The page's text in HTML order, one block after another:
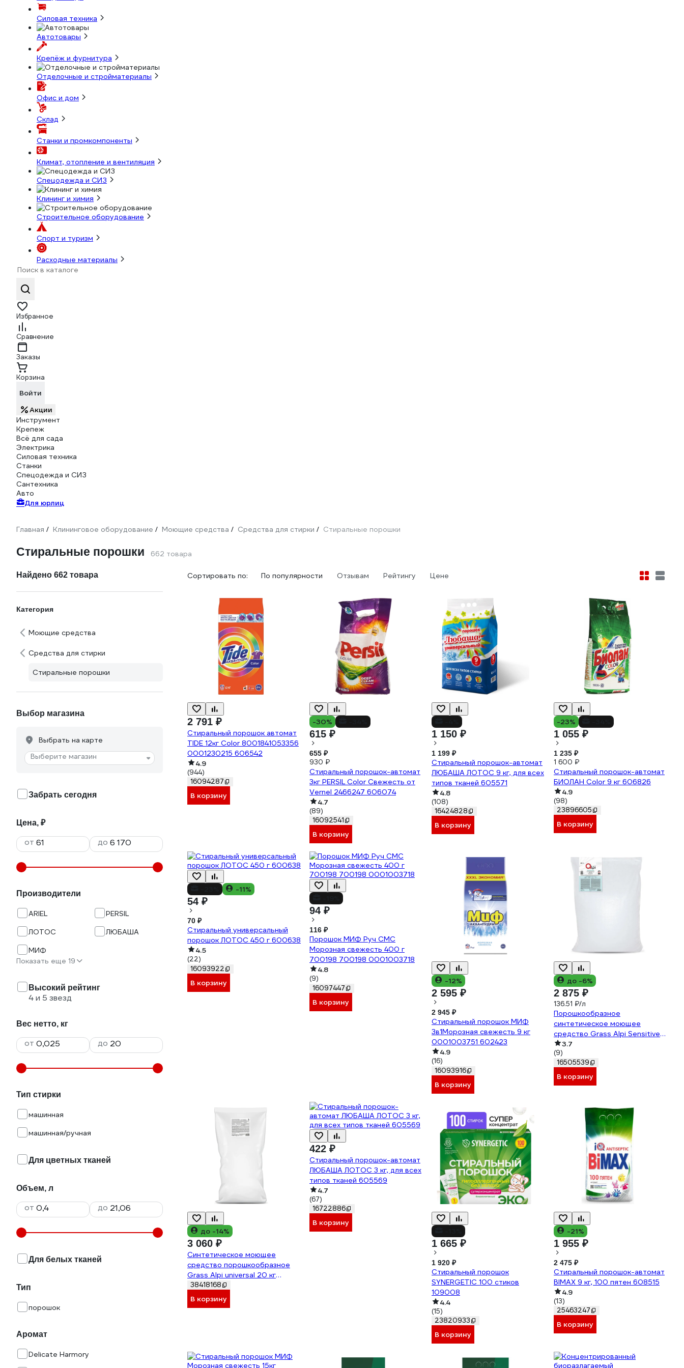
Силовая техника
Автотовары
Крепёж и фурнитура
Отделочные и стройматериалы
Офис и дом
Склад
Станки и промкомпоненты
Климат, отопление и вентиляция
Спецодежда и СИЗ
Клининг и химия
Строительное оборудование
Спорт и туризм
Расходные материалы
Избранное
Сравнение
Заказы
Корзина
Войти
Акции
Инструмент
Крепеж
Всё для сада
Электрика
Силовая техника
Станки
Спецодежда и СИЗ
Сантехника
Авто
Для юрлиц
Главная / Клининговое оборудование / Моющие средства / Средства для стирки / Стиральные порошки
Стиральные порошки 662 товара
Найдено 662 товара
Категория
Моющие средства
Средства для стирки
Стиральные порошки
Выбор магазина
Выбрать на карте
Выберите магазин
Забрать сегодня
Цена, ₽
от до
Производители
ARIEL
PERSIL
ЛОТОС
ЛЮБАША
МИФ
Показать еще 19
Высокий рейтинг
4 и 5 звезд
Вес нетто, кг
от до
Тип стирки
машинная
машинная/ручная
Для цветных тканей
Объем, л
от до
Для белых тканей
Тип
порошок
Аромат
Delicate Harmory
Сортировать по: По популярности Отзывам Рейтингу Цене
2 791 ₽
Стиральный порошок автомат
TIDE 12кг Color 8001841053356
0001230215 606542
4.9
(944)
16094287
В корзину
-30%
615 ₽
655 ₽
930 ₽
Стиральный порошок-автомат
3кг PERSIL Color Свежесть от
Vernel 2466247 606074
4.7
(89)
16092541
В корзину
1 150 ₽
1 199 ₽
Стиральный порошок-автомат
ЛЮБАША ЛОТОС 9 кг, для всех
типов тканей 605571
4.8
(108)
16424828
В корзину
-23%
1 055 ₽
1 235 ₽
1 600 ₽
Стиральный порошок-автомат
БИОЛАН Color 9 кг 606826
4.9
(98)
23896605
В корзину
-11%
54 ₽
70 ₽
Стиральный универсальный
порошок ЛОТОС 450 г 600638
4.5
(22)
16093922
В корзину
94 ₽
116 ₽
Порошок МИФ Руч СМС
Морозная свежесть 400 г
700198 700198 0001003718
4.8
(9)
16097447
В корзину
-12%
2 595 ₽
2 945 ₽
Стиральный порошок МИФ
3в1Морозная свежесть 9 кг
0001003751 602423
4.9
(16)
16093916
В корзину
до -6%
2 875 ₽
136.51 ₽/л
Порошкообразное
синтетическое моющее
средство Grass Alpi Sensitive
20 кг 125519
3.7
(9)
16505539
В корзину
до -14%
3 060 ₽
Синтетическое моющее
средство порошкообразное
Grass Alpi universal 20 кг
125810
38418168
В корзину
422 ₽
Стиральный порошок-автомат
ЛЮБАША ЛОТОС 3 кг, для всех
типов тканей 605569
4.7
(67)
16722886
В корзину
1 665 ₽
1 920 ₽
Стиральный порошок
SYNERGETIC 100 стиков
109008
4.4
(15)
23820933
В корзину
-21%
1 955 ₽
2 475 ₽
Стиральный порошок-автомат
BIMAX 9 кг, 100 пятен 608515
4.9
(13)
25463247
В корзину